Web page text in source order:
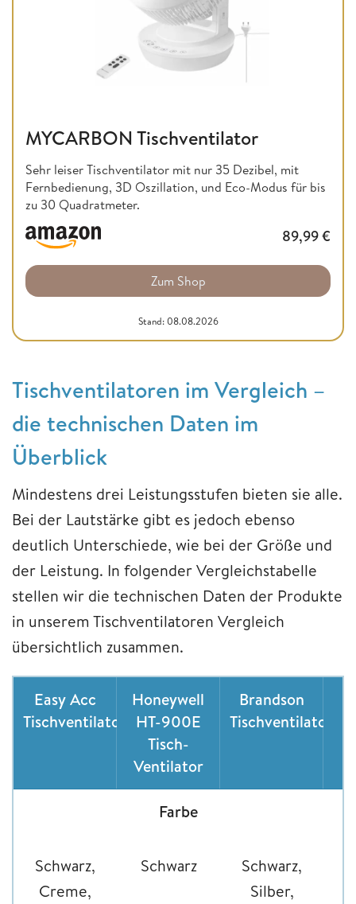
MYCARBON Tischventilator
Sehr leiser Tischventilator mit nur 35 Dezibel, mit
Fernbedienung, 3D Oszillation, und Eco-Modus für bis
zu 30 Quadratmeter.
89,99€
Zum Shop
Stand: 08.08.2026
Tischventilatoren im Vergleich –
die technischen Daten im
Überblick
Mindestens drei Leistungsstufen bieten sie alle.
Bei der Lautstärke gibt es jedoch ebenso
deutlich Unterschiede, wie bei der Größe und
der Leistung. In folgender Vergleichstabelle
stellen wir die technischen Daten der Produkte
in unserem Tischventilatoren Vergleich
übersichtlich zusammen.
Easy Acc
Tischventilator
Honeywell
HT-900E
Tisch-
Ventilator
Brandson
Tischventilator
Farbe
Schwarz,
Creme,
Schwarz
Schwarz,
Silber,